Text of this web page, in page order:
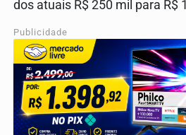
dos atuais R$ 250 mil para R$
Publicidade